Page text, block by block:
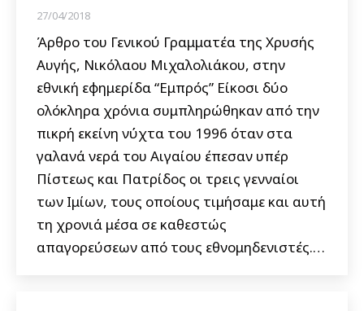
27/04/2018
Άρθρο του Γενικού Γραμματέα της Χρυσής
Αυγής, Νικόλαου Μιχαλολιάκου, στην
εθνική εφημερίδα “Εμπρός” Είκοσι δύο
ολόκληρα χρόνια συμπληρώθηκαν από την
πικρή εκείνη νύχτα του 1996 όταν στα
γαλανά νερά του Αιγαίου έπεσαν υπέρ
Πίστεως και Πατρίδος οι τρεις γενναίοι
των Ιμίων, τους οποίους τιμήσαμε και αυτή
τη χρονιά μέσα σε καθεστώς
απαγορεύσεων από τους εθνομηδενιστές.…